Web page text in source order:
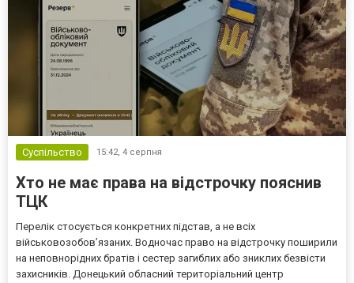
Суспільство 15:42, 4 серпня
Хто не має права на відстрочку пояснив
ТЦК
Перелік стосується конкретних підстав, а не всіх
військовозобов’язаних. Водночас право на відстрочку поширили
на неповнорідних братів і сестер загиблих або зниклих безвісти
захисників. Донецький обласний територіальний центр